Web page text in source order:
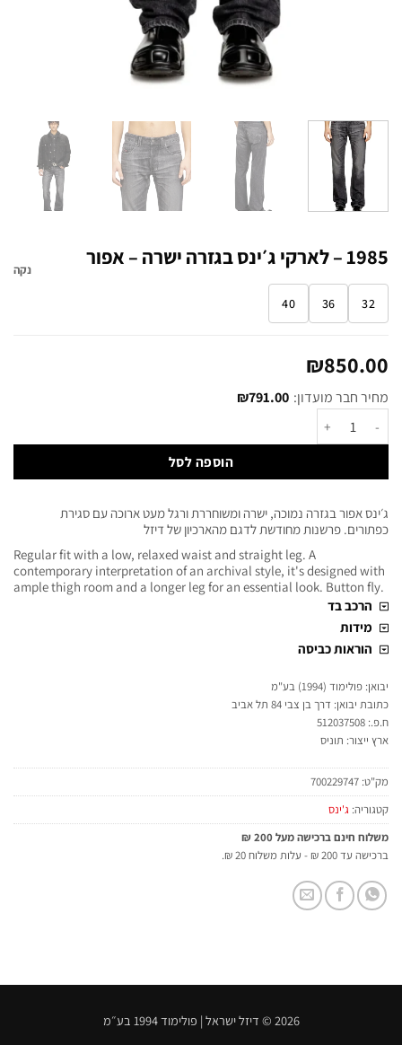
1985 – לארקי ג׳ינס בגזרה ישרה – אפור
32
36
40
נקה
₪850.00
מחיר חבר מועדון: ₪791.00
הוספה לסל
ג׳ינס אפור בגזרה נמוכה, ישרה ומשוחררת ורגל מעט ארוכה עם סגירת
כפתורים. פרשנות מחודשת לדגם מהארכיון של דיזל
Regular fit with a low, relaxed waist and straight leg. A
contemporary interpretation of an archival style, it's designed with
ample thigh room and a longer leg for an essential look. Button fly.
הרכב בד
מידות
הוראות כביסה
יבואן: פולימוד (1994) בע"מ
כתובת יבואן: דרך בן צבי 84 תל אביב
ח.פ.: 512037508
ארץ ייצור: תוניס
מק"ט: 700229747
קטגוריה: ג'ינס
משלוח חינם ברכישה מעל 200 ₪
ברכישה עד 200 ₪ - עלות משלוח 20 ₪.
2026 © דיזל ישראל | פולימוד 1994 בע״מ